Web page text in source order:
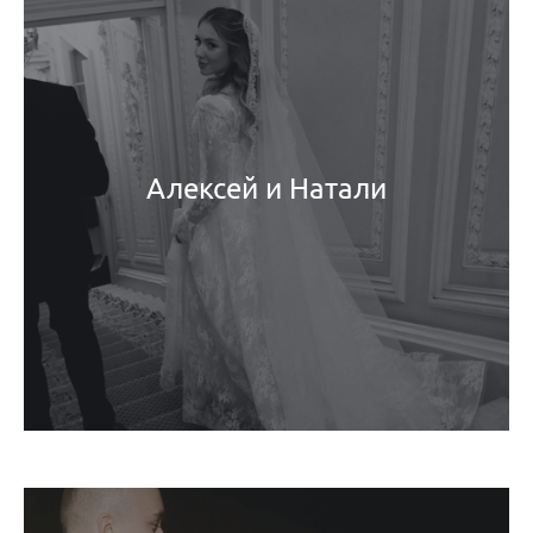
Алексей и Натали